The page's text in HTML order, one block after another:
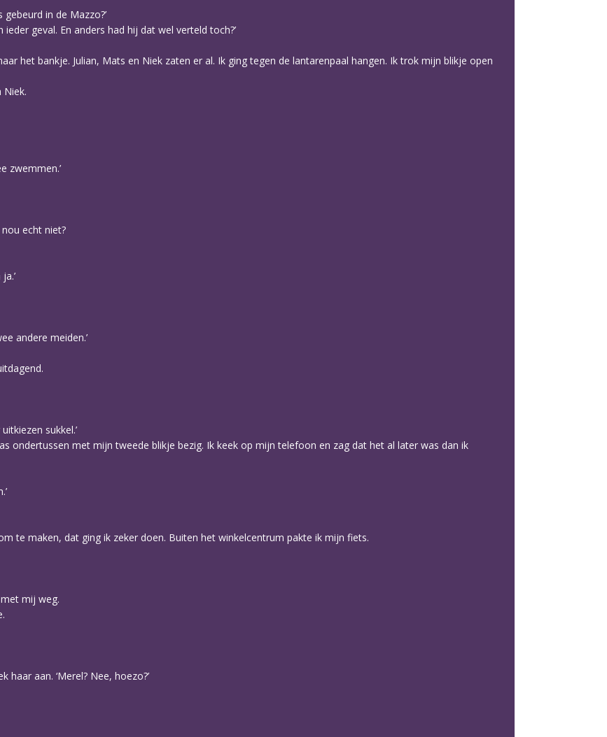
gebeurd in de Mazzo?’
geval. En anders had hij dat wel verteld toch?’
het bankje. Julian, Mats en Niek zaten er al. Ik ging tegen de lantarenpaal hangen. Ik trok mijn blikje open
Niek.
zwemmen.’
echt niet?
andere meiden.’
sukkel.’
ondertussen met mijn tweede blikje bezig. Ik keek op mijn telefoon en zag dat het al later was dan ik
te maken, dat ging ik zeker doen. Buiten het winkelcentrum pakte ik mijn fiets.
mij weg.
aan. ‘Merel? Nee, hoezo?’